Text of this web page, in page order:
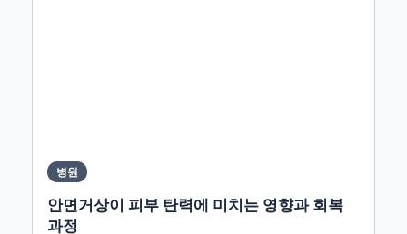
병원
안면거상이 피부 탄력에 미치는 영향과 회복
과정